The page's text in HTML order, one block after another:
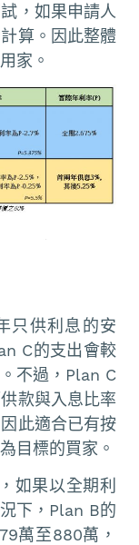
，如果申請人
算。因此整體
家。
只供利息的安
C的支出會較
不過，Plan C
款與入息比率
此適合已有按
目標的買家。
如果以全期利
下，Plan B的
萬至880萬，